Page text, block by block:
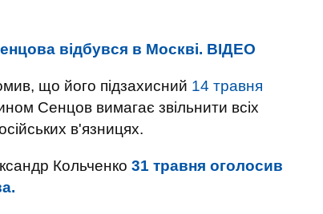
відбувся в Москві. ВIДЕО
що його підзахисний 14 травня
Сенцов вимагає звільнити всіх
в'язницях.
Кольченко 31 травня оголосив